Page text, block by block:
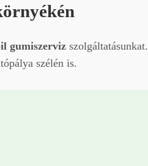
gumiszerviz szolgáltatásunkat.
szélén is.